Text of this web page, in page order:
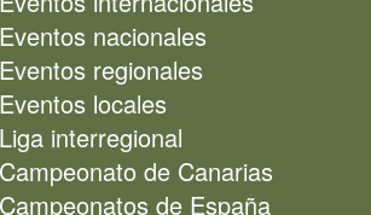
Eventos nacionales
Eventos regionales
Eventos locales
Liga interregional
Campeonato de Canarias
Campeonatos de España